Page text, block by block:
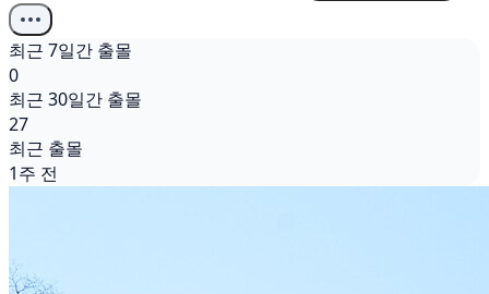
최근 7일간 출몰
0
최근 30일간 출몰
27
최근 출몰
1주 전